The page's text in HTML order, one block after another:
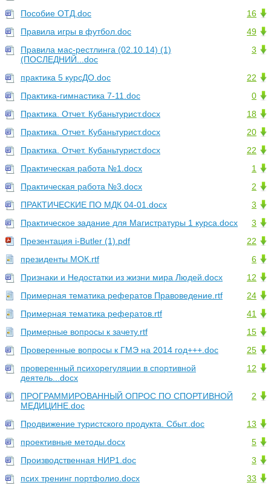
16
Пособие ОТД.doc
49
Правила игры в футбол.doc
3
Правила мас-рестлинга (02.10.14) (1)
(ПОСЛЕДНИЙ...doc
22
практика 5 курсДО.doc
0
Практика-гимнастика 7-11.doc
18
Практика. Отчет. Кубаньтурист.docx
20
Практика. Отчет. Кубаньтурист.docx
22
Практика. Отчет. Кубаньтурист.docx
1
Практическая работа №1.docx
2
Практическая работа №3.docx
3
ПРАКТИЧЕСКИЕ ПО МДК 04-01.docx
3
Практическое задание для Магистратуры 1 курса.docx
22
Презентация i-Butler (1).pdf
6
президенты МОК.rtf
12
Признаки и Недостатки из жизни мира Людей.docx
24
Примерная тематика рефератов Правоведение.rtf
41
Примерная тематика рефератов.rtf
15
Примерные вопросы к зачету.rtf
25
Проверенные вопросы к ГМЭ на 2014 год+++.doc
12
проверенный психорегуляции в спортивной
деятель...docx
2
ПРОГРАММИРОВАННЫЙ ОПРОС ПО СПОРТИВНОЙ
МЕДИЦИНЕ.doc
13
Продвижение туристского продукта. Сбыт..doc
5
проективные методы.docx
3
Производственная НИР1.doc
33
псих тренинг портфолио.docx